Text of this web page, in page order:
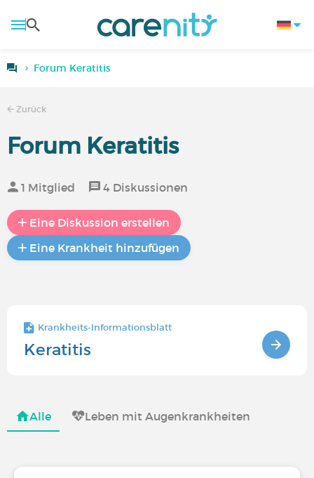
Forum Keratitis
Zurück
Forum Keratitis
1 Mitglied 4 Diskussionen
Eine Diskussion erstellen
Eine Krankheit hinzufügen
Krankheits-Informationsblatt
Keratitis
Alle Leben mit Augenkrankheiten